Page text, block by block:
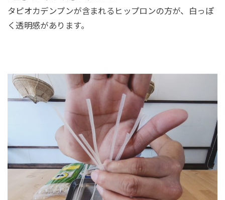
タピオカデンプンが含まれるヒップロンの方が、白っぽ
く透明感があります。